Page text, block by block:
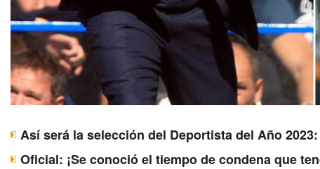
Así será la selección del Deportista del Año
Oficial: ¡Se conoció el tiempo de condena que